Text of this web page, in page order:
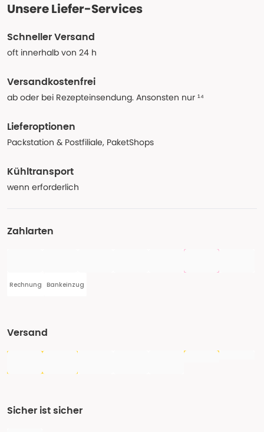
Unsere Liefer-Services
Schneller Versand
oft innerhalb von 24 h
Versandkostenfrei
ab oder bei Rezepteinsendung. Ansonsten nur ¹⁴
Lieferoptionen
Packstation & Postfiliale, PaketShops
Kühltransport
wenn erforderlich
Zahlarten
Rechnung Bankeinzug
Versand
Sicher ist sicher